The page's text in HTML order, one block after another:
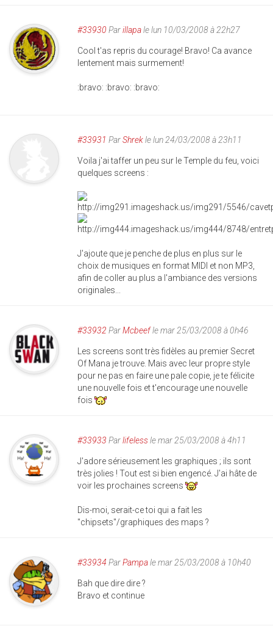
#33930 Parillapale lun 10/03/2008 à 22h27
Cool t'as repris du courage! Bravo! Ca avance
lentement mais surmement!
:bravo: :bravo: :bravo:
#33931 ParShrekle lun 24/03/2008 à 23h11
Voila j'ai taffer un peu sur le Temple du feu, voici
quelques screens :
J'ajoute que je penche de plus en plus sur le
choix de musiques en format MIDI et non MP3,
afin de coller au plus a l'ambiance des versions
originales...
#33932 ParMcbeefle mar 25/03/2008 à 0h46
Les screens sont très fidèles au premier Secret
Of Mana je trouve. Mais avec leur propre style
pour ne pas en faire une pale copie, je te félicite
une nouvelle fois et t'encourage une nouvelle
fois
#33933 Parlifelessle mar 25/03/2008 à 4h11
J'adore sérieusement les graphiques ; ils sont
très jolies ! Tout est si bien engencé. J'ai hâte de
voir les prochaines screens
Dis-moi, serait-ce toi qui a fait les
"chipsets"/graphiques des maps ?
#33934 ParPampale mar 25/03/2008 à 10h40
Bah que dire dire ?
Bravo et continue